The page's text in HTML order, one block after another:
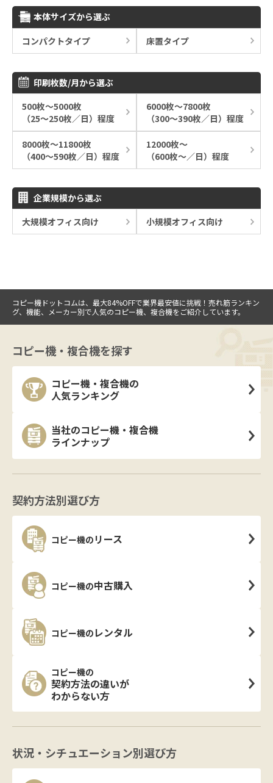
本体サイズから選ぶ
コンパクトタイプ
床置タイプ
印刷枚数/月から選ぶ
500枚～5000枚
（25～250枚／日）程度
6000枚～7800枚
（300～390枚／日）程度
8000枚～11800枚
（400～590枚／日）程度
12000枚～
（600枚～／日）程度
企業規模から選ぶ
大規模オフィス向け
小規模オフィス向け
コピー機ドットコムは、最大84%OFFで業界最安値に挑戦！売れ筋ランキン
グ、機能、メーカー別で人気のコピー機、複合機をご紹介しています。
コピー機・複合機を探す
コピー機・複合機の
人気ランキング
当社のコピー機・複合機
ラインナップ
契約方法別選び方
コピー機の リース
コピー機の中古購入
コピー機の レンタル
コピー機の
契約方法の違いが
わからない方
状況・シチュエーション別選び方